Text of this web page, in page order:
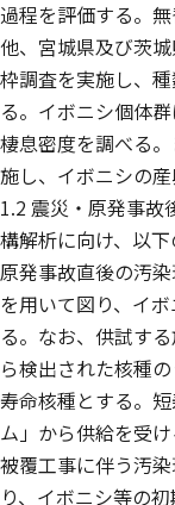
過程を評価する。
他、宮城県及び茨
枠調査を実施し、
る。イボニシ個体
棲息密度を調べる
施し、イボニシの
1.2 震災・原発事故
構解析に向け、以
原発事故直後の汚
を用いて図り、イ
る。なお、供試す
ら検出された核種
寿命核種とする。
ム」から供給を受
被覆工事に伴う汚
り、イボニシ等の